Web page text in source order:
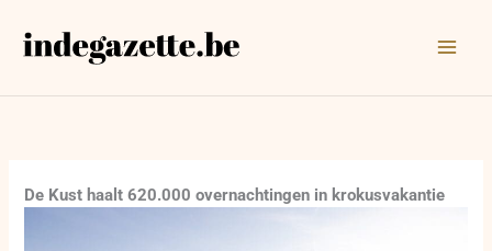
naar
De Kust haalt 620.000 overnachtingen in krokusvakantie